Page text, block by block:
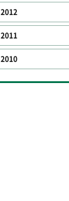
2012
2011
2010